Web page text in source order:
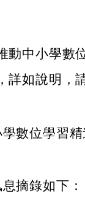
動中小學數
詳如說明，
數位學習
摘錄如下：